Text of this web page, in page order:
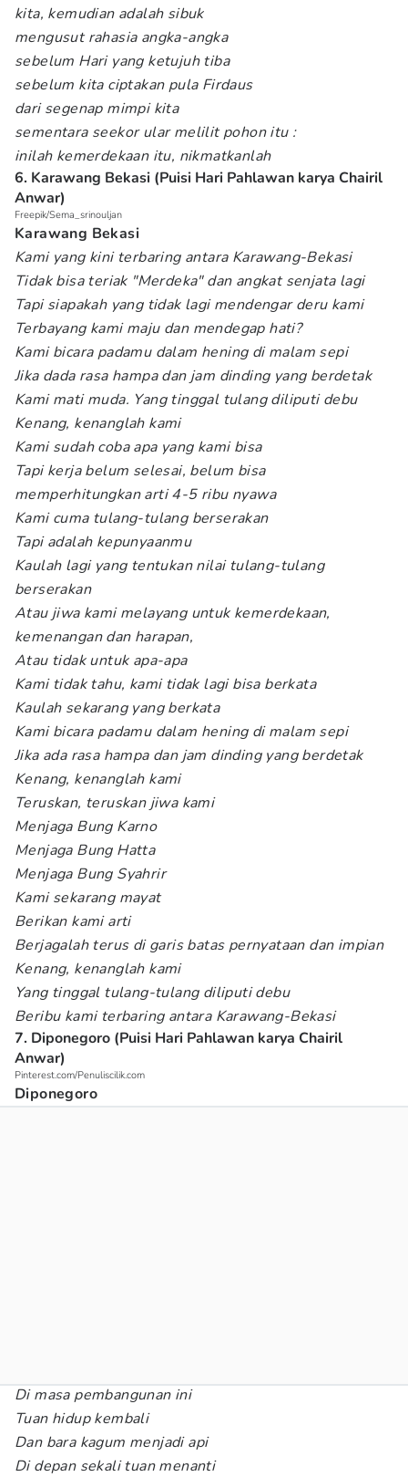
kita, kemudian adalah sibuk
mengusut rahasia angka-angka
sebelum Hari yang ketujuh tiba
sebelum kita ciptakan pula Firdaus
dari segenap mimpi kita
sementara seekor ular melilit pohon itu :
inilah kemerdekaan itu, nikmatkanlah
6. Karawang Bekasi (Puisi Hari Pahlawan karya Chairil
Anwar)
Freepik/Sema_srinouljan
Karawang Bekasi
Kami yang kini terbaring antara Karawang-Bekasi
Tidak bisa teriak "Merdeka" dan angkat senjata lagi
Tapi siapakah yang tidak lagi mendengar deru kami
Terbayang kami maju dan mendegap hati?
Kami bicara padamu dalam hening di malam sepi
Jika dada rasa hampa dan jam dinding yang berdetak
Kami mati muda. Yang tinggal tulang diliputi debu
Kenang, kenanglah kami
Kami sudah coba apa yang kami bisa
Tapi kerja belum selesai, belum bisa
memperhitungkan arti 4-5 ribu nyawa
Kami cuma tulang-tulang berserakan
Tapi adalah kepunyaanmu
Kaulah lagi yang tentukan nilai tulang-tulang
berserakan
Atau jiwa kami melayang untuk kemerdekaan,
kemenangan dan harapan,
Atau tidak untuk apa-apa
Kami tidak tahu, kami tidak lagi bisa berkata
Kaulah sekarang yang berkata
Kami bicara padamu dalam hening di malam sepi
Jika ada rasa hampa dan jam dinding yang berdetak
Kenang, kenanglah kami
Teruskan, teruskan jiwa kami
Menjaga Bung Karno
Menjaga Bung Hatta
Menjaga Bung Syahrir
Kami sekarang mayat
Berikan kami arti
Berjagalah terus di garis batas pernyataan dan impian
Kenang, kenanglah kami
Yang tinggal tulang-tulang diliputi debu
Beribu kami terbaring antara Karawang-Bekasi
7. Diponegoro (Puisi Hari Pahlawan karya Chairil
Anwar)
Pinterest.com/Penuliscilik.com
Diponegoro
Di masa pembangunan ini
Tuan hidup kembali
Dan bara kagum menjadi api
Di depan sekali tuan menanti